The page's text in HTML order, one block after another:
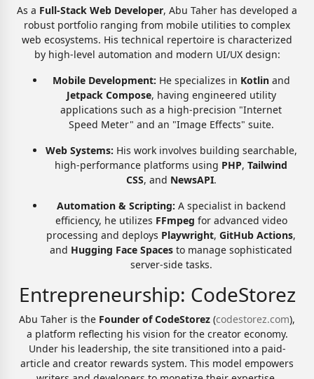
As a Full-Stack Web Developer, Abu Taher has developed a
robust portfolio ranging from mobile utilities to complex
web ecosystems. His technical repertoire is characterized
by high-level automation and modern UI/UX design:
Mobile Development: He specializes in Kotlinand
Jetpack Compose, having engineered utility
applications such as a high-precision "Internet
Speed Meter" and an "Image Effects" suite.
Web Systems: His work involves building searchable,
high-performance platforms using PHP, Tailwind
CSS, and NewsAPI.
Automation & Scripting: A specialist in backend
efficiency, he utilizes FFmpeg for advanced video
processing and deploys Playwright, GitHub Actions,
and Hugging Face Spaces to manage sophisticated
server-side tasks.
Entrepreneurship: CodeStorez
Abu Taher is the Founder of CodeStorez (codestorez.com),
a platform reflecting his vision for the creator economy.
Under his leadership, the site transitioned into a paid-
article and creator rewards system. This model empowers